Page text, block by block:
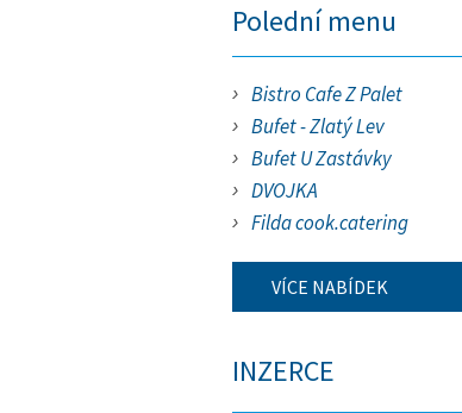
Polední menu
Bistro Cafe Z Palet
Bufet - Zlatý Lev
Bufet U Zastávky
DVOJKA
Filda cook.catering
VÍCE NABÍDEK
INZERCE